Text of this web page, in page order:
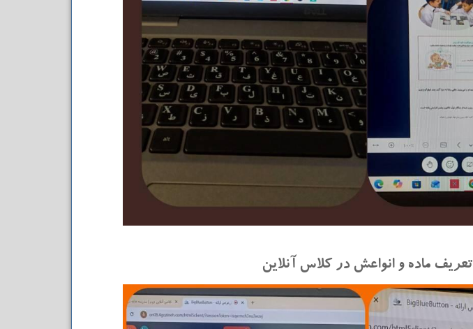
تعریف ماده و انواعش در کلاس آنلاین